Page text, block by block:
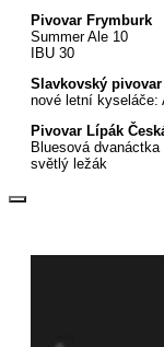
Pivovar Frymburk
Summer Ale 10
IBU 30
Slavkovský pivovar
nové letní kyseláče:
Pivovar Lípák
Bluesová dvanáctka
světlý ležák